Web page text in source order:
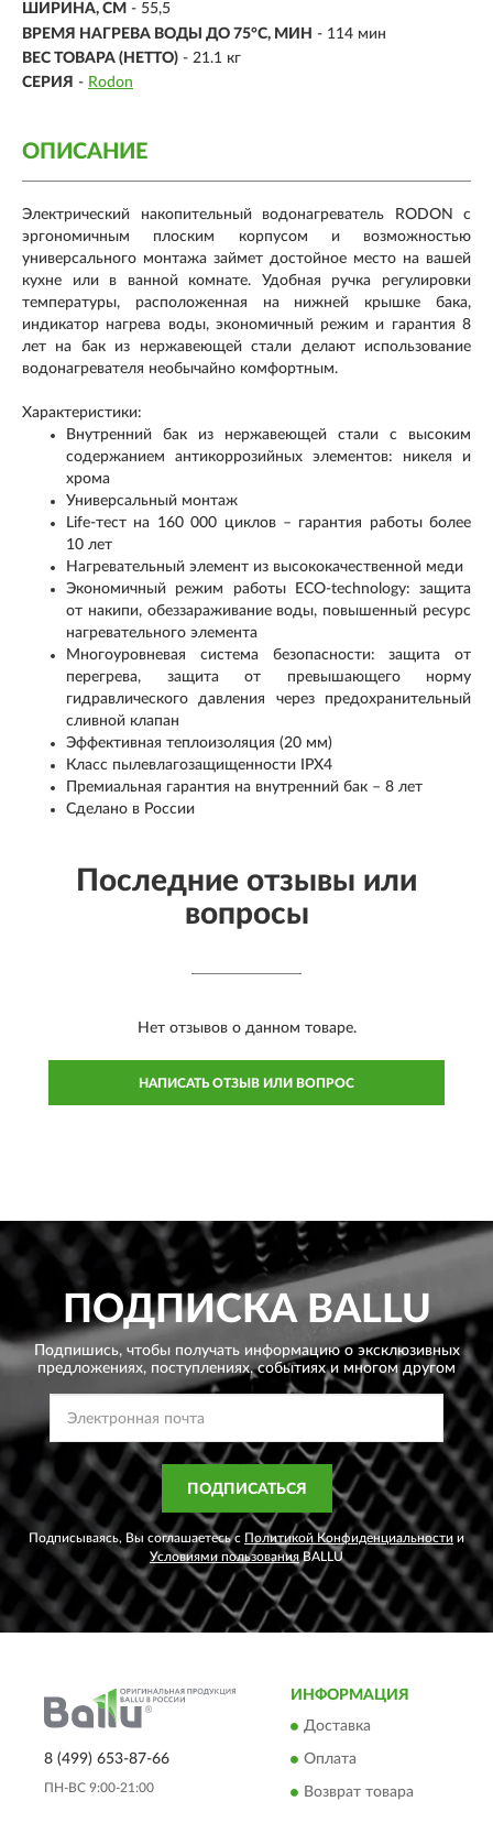
ШИРИНА, СМ - 55,5
ВРЕМЯ НАГРЕВА ВОДЫ ДО 75°С, МИН - 114 мин
ВЕС ТОВАРА (НЕТТО) - 21.1 кг
СЕРИЯ - Rodon
ОПИСАНИЕ
Электрический накопительный водонагреватель RODON с
эргономичным плоским корпусом и возможностью
универсального монтажа займет достойное место на вашей
кухне или в ванной комнате. Удобная ручка регулировки
температуры, расположенная на нижней крышке бака,
индикатор нагрева воды, экономичный режим и гарантия 8
лет на бак из нержавеющей стали делают использование
водонагревателя необычайно комфортным.
Характеристики:
Внутренний бак из нержавеющей стали с высоким
содержанием антикоррозийных элементов: никеля и
хрома
Универсальный монтаж
Life-тест на 160 000 циклов – гарантия работы более
10 лет
Нагревательный элемент из высококачественной меди
Экономичный режим работы ECO-technology: защита
от накипи, обеззараживание воды, повышенный ресурс
нагревательного элемента
Многоуровневая система безопасности: защита от
перегрева, защита от превышающего норму
гидравлического давления через предохранительный
сливной клапан
Эффективная теплоизоляция (20 мм)
Класс пылевлагозащищенности IPX4
Премиальная гарантия на внутренний бак – 8 лет
Сделано в России
Последние отзывы или
вопросы
Нет отзывов о данном товаре.
НАПИСАТЬ ОТЗЫВ ИЛИ ВОПРОС
ПОДПИСКАBALLU
Подпишись, чтобы получать информацию о эксклюзивных
предложениях, поступлениях, событиях и многом другом
ПОДПИСАТЬСЯ
Подписываясь, Вы соглашаетесь с Политикой Конфиденциальности и
Условиями пользованияBALLU
8 (499) 653-87-66
ПН-ВС 9:00-21:00
ИНФОРМАЦИЯ
Доставка
Оплата
Возврат товара